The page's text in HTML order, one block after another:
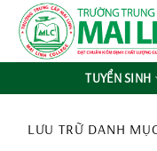
Chuyển
đến
TUYỂN SINH
LƯU TRỮ DANH